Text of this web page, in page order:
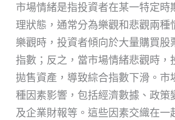
市場情緒是指投資者在某一特定時
理狀態，通常分為樂觀和悲觀兩種
樂觀時，投資者傾向於大量購買股
指數；反之，當市場情緒悲觀時，
拋售資產，導致綜合指數下滑。市
種因素影響，包括經濟數據、政策
及企業財報等。這些因素交織在一